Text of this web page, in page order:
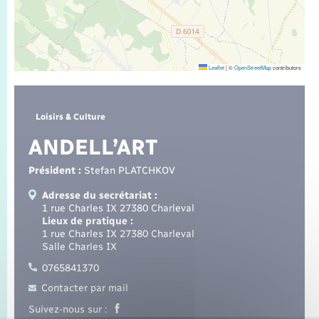
Seniors
Transports
Voirie et espace public
Leaflet|©OpenStreetMapcontributors
Loisirs & Culture
ANDELL’ART
Président : Stefan PLATCHKOV
Adresse du secrétariat :
1 rue Charles IX 27380 Charleval
Lieux de pratique :
1 rue Charles IX 27380 Charleval
Salle Charles IX
0765841370
Contacter par mail
Suivez-nous sur :